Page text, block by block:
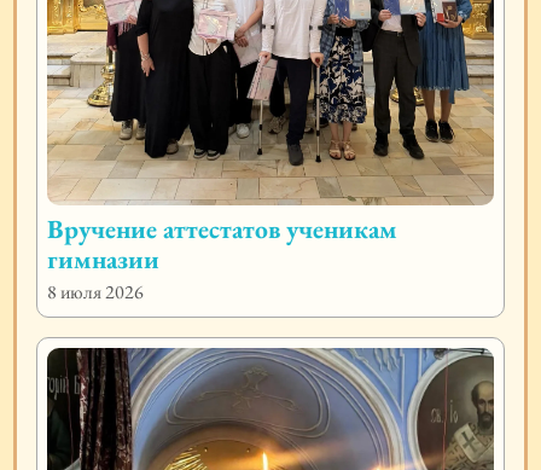
Вручение аттестатов ученикам
гимназии
8 июля 2026